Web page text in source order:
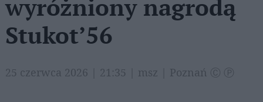
wyróżniony nagrodą
Stukot’56
25 czerwca 2026 | 21:35 | msz | Poznań Ⓒ Ⓟ